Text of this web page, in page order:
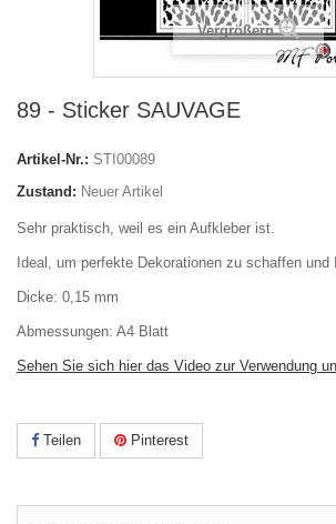
Vergrößern
89 - Sticker SAUVAGE
Artikel-Nr.: STI00089
Zustand: Neuer Artikel
Sehr praktisch, weil es ein Aufkleber ist.
Ideal, um perfekte Dekorationen zu schaffen und
Dicke: 0,15 mm
Abmessungen: A4 Blatt
Sehen Sie sich hier das Video zur Verwendung
Teilen Pinterest